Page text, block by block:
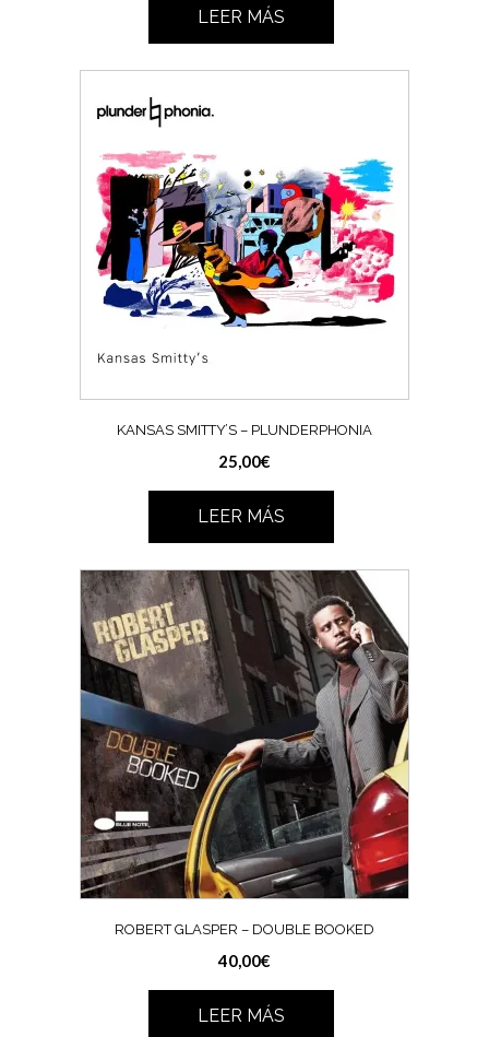
LEER MÁS
KANSAS SMITTY’S – PLUNDERPHONIA
25,00€
LEER MÁS
ROBERT GLASPER – DOUBLE BOOKED
40,00€
LEER MÁS